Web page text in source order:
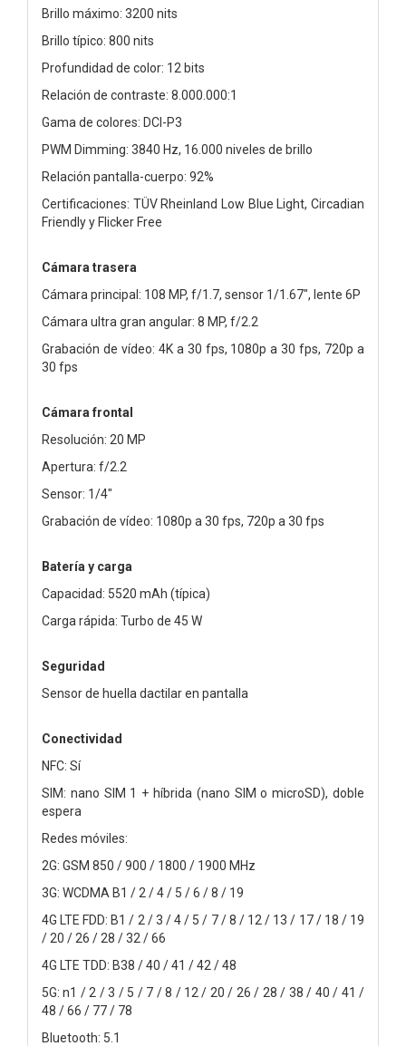
Brillo máximo: 3200 nits
Brillo típico: 800 nits
Profundidad de color: 12 bits
Relación de contraste: 8.000.000:1
Gama de colores: DCI-P3
PWM Dimming: 3840 Hz, 16.000 niveles de brillo
Relación pantalla-cuerpo: 92%
Certificaciones: TÜV Rheinland Low Blue Light, Circadian
Friendly y Flicker Free
Cámara trasera
Cámara principal: 108 MP, f/1.7, sensor 1/1.67", lente 6P
Cámara ultra gran angular: 8 MP, f/2.2
Grabación de vídeo: 4K a 30 fps, 1080p a 30 fps, 720p a
30 fps
Cámara frontal
Resolución: 20 MP
Apertura: f/2.2
Sensor: 1/4"
Grabación de vídeo: 1080p a 30 fps, 720p a 30 fps
Batería y carga
Capacidad: 5520 mAh (típica)
Carga rápida: Turbo de 45 W
Seguridad
Sensor de huella dactilar en pantalla
Conectividad
NFC: Sí
SIM: nano SIM 1 + híbrida (nano SIM o microSD), doble
espera
Redes móviles:
2G: GSM 850 / 900 / 1800 / 1900 MHz
3G: WCDMA B1 / 2 / 4 / 5 / 6 / 8 / 19
4G LTE FDD: B1 / 2 / 3 / 4 / 5 / 7 / 8 / 12 / 13 / 17 / 18 / 19
/ 20 / 26 / 28 / 32 / 66
4G LTE TDD: B38 / 40 / 41 / 42 / 48
5G: n1 / 2 / 3 / 5 / 7 / 8 / 12 / 20 / 26 / 28 / 38 / 40 / 41 /
48 / 66 / 77 / 78
Bluetooth: 5.1